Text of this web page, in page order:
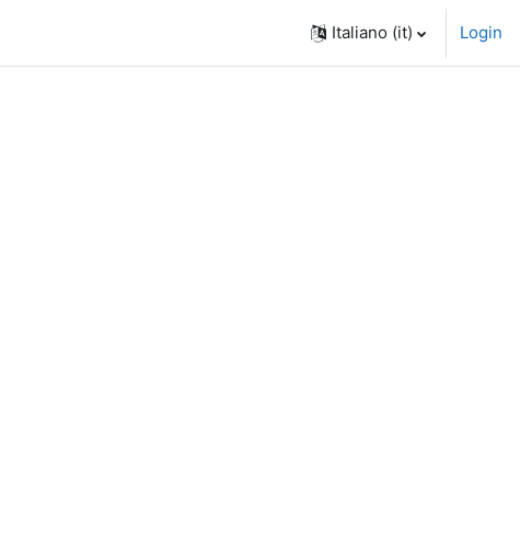
Italiano ‎(it)‎ Login